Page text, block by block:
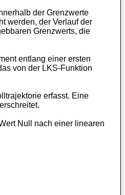
der Grenzwerte
werden, der Verlauf der
Grenzwerts, die
entlang einer ersten
von der LKS-Funktion
erfasst. Eine
Null nach einer linearen